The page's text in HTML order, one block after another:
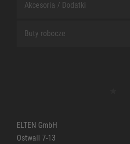
Akcesoria / Dodatki
Buty robocze
ELTEN GmbH
Ostwall 7-13